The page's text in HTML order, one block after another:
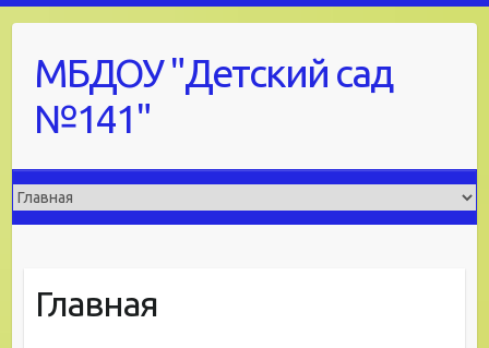
contentМБДОУ "Детский сад
№141"
Главная